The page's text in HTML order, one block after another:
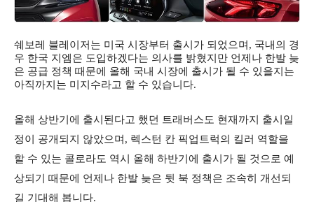
쉐보레 블레이저는 미국 시장부터 출시가 되었으며, 국내의 경
우 한국 지엠은 도입하겠다는 의사를 밝혔지만 언제나 한발 늦
은 공급 정책 때문에 올해 국내 시장에 출시가 될 수 있을지는
아직까지는 미지수라고 할 수 있습니다.
올해 상반기에 출시된다고 했던 트래버스도 현재까지 출시일
정이 공개되지 않았으며, 렉스턴 칸 픽업트럭의 킬러 역할을
할 수 있는 콜로라도 역시 올해 하반기에 출시가 될 것으로 예
상되기 때문에 언제나 한발 늦은 뒷 북 정책은 조속히 개선되
길 기대해 봅니다.